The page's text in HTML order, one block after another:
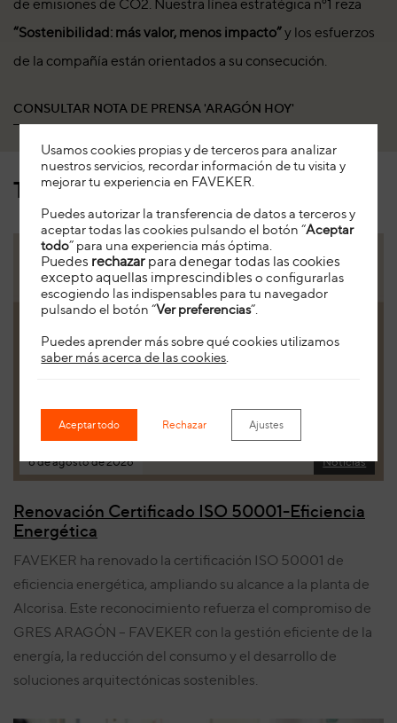
de emisiones de CO2. Nuestra línea estratégica nº1 reza
“Sostenibilidad: más valor, menos impacto”y los esfuerzos
de la compañía están orientados a su consecución.
CONSULTAR NOTA DE PRENSA 'ARAGÓN HOY'
También te puede interesar
6 de agosto de 2026 Noticias
Renovación Certificado ISO 50001-Eficiencia
Energética
FAVEKER ha renovado la certificación ISO 50001 de
eficiencia energética, ampliando su alcance a la planta de
Alcorisa. Este reconocimiento refuerza el compromiso de
GRES ARAGÓN – FAVEKER con la gestión eficiente de la
energía, la reducción del consumo y el desarrollo de
soluciones arquitectónicas sostenibles.
Usamos cookies propias y de terceros para analizar
nuestros servicios, recordar información de tu visita y
mejorar tu experiencia en FAVEKER.
Puedes autorizar la transferencia de datos a terceros y
aceptar todas las cookies pulsando el botón “Aceptar
todo” para una experiencia más óptima.
Puedes rechazar para denegar todas las cookies
excepto aquellas imprescindibleso configurarlas
escogiendo las indispensables para tu navegador
pulsando el botón “Ver preferencias”.
Puedes aprender más sobre qué cookies utilizamos
saber más acerca de las cookies.
Aceptar todo Rechazar Ajustes